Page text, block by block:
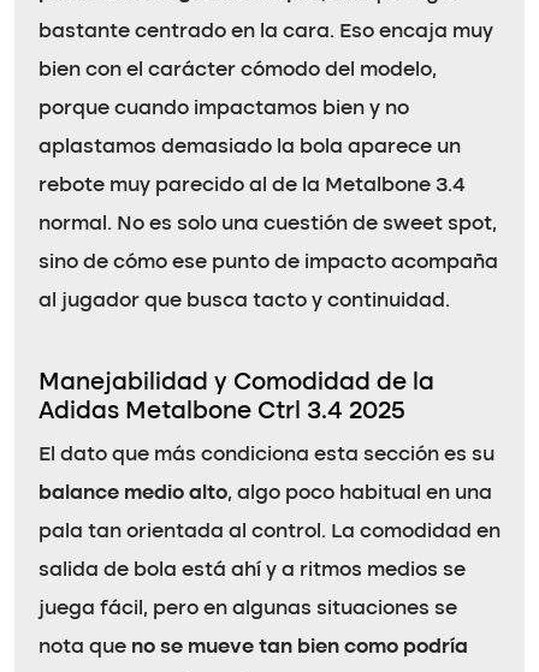
bastante centrado en la cara. Eso encaja muy
bien con el carácter cómodo del modelo,
porque cuando impactamos bien y no
aplastamos demasiado la bola aparece un
rebote muy parecido al de la Metalbone 3.4
normal. No es solo una cuestión de sweet spot,
sino de cómo ese punto de impacto acompaña
al jugador que busca tacto y continuidad.
Manejabilidad y Comodidad de la
Adidas Metalbone Ctrl 3.4 2025
El dato que más condiciona esta sección es su
balance medio alto, algo poco habitual en una
pala tan orientada al control. La comodidad en
salida de bola está ahí y a ritmos medios se
juega fácil, pero en algunas situaciones se
nota que no se mueve tan bien como podría